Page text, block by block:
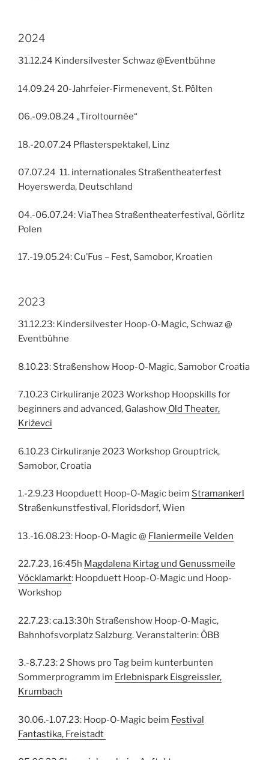
2024
31.12.24 Kindersilvester Schwaz @Eventbühne
14.09.24 20-Jahrfeier-Firmenevent, St. Pölten
06.-09.08.24 „Tiroltournée“
18.-20.07.24 Pflasterspektakel, Linz
07.07.24 11. internationales Straßentheaterfest
Hoyerswerda, Deutschland
04.-06.07.24: ViaThea Straßentheaterfestival, Görlitz
Polen
17.-19.05.24: Cu’Fus – Fest, Samobor, Kroatien
2023
31.12.23: Kindersilvester Hoop-O-Magic, Schwaz @
Eventbühne
8.10.23: Straßenshow Hoop-O-Magic, Samobor Croatia
7.10.23 Cirkuliranje 2023 Workshop Hoopskills for
beginners and advanced, Galashow Old Theater,
Križevci
6.10.23 Cirkuliranje 2023 Workshop Grouptrick,
Samobor, Croatia
1.-2.9.23 Hoopduett Hoop-O-Magic beim Stramankerl
Straßenkunstfestival, Floridsdorf, Wien
13.-16.08.23: Hoop-O-Magic @ Flaniermeile Velden
22.7.23, 16:45h Magdalena Kirtag und Genussmeile
Vöcklamarkt: Hoopduett Hoop-O-Magic und Hoop-
Workshop
22.7.23: ca.13:30h Straßenshow Hoop-O-Magic,
Bahnhofsvorplatz Salzburg. Veranstalterin: ÖBB
3.-8.7.23: 2 Shows pro Tag beim kunterbunten
Sommerprogramm im Erlebnispark Eisgreissler,
Krumbach
30.06.-1.07.23: Hoop-O-Magic beim Festival
Fantastika, Freistadt